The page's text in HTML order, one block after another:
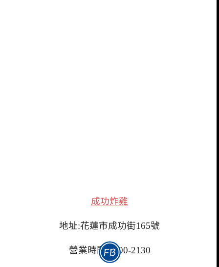
成功炸雞
地址:花蓮市成功街165號
營業時間:1500-2130